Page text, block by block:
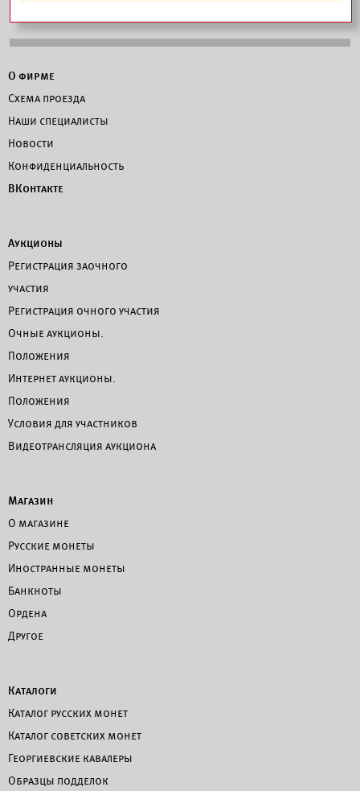
О фирме
Схема проезда
Наши специалисты
Новости
Конфиденциальность
ВКонтакте
Аукционы
Регистрация заочного
участия
Регистрация очного участия
Очные аукционы.
Положения
Интернет аукционы.
Положения
Условия для участников
Видеотрансляция аукциона
Магазин
О магазине
Русские монеты
Иностранные монеты
Банкноты
Ордена
Другое
Каталоги
Каталог русских монет
Каталог советских монет
Георгиевские кавалеры
Образцы подделок